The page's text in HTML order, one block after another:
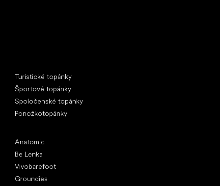
Turistické topánky
Športové topánky
Spoločenské topánky
Ponožkotopánky
Anatomic
Be Lenka
Vivobarefoot
Groundies